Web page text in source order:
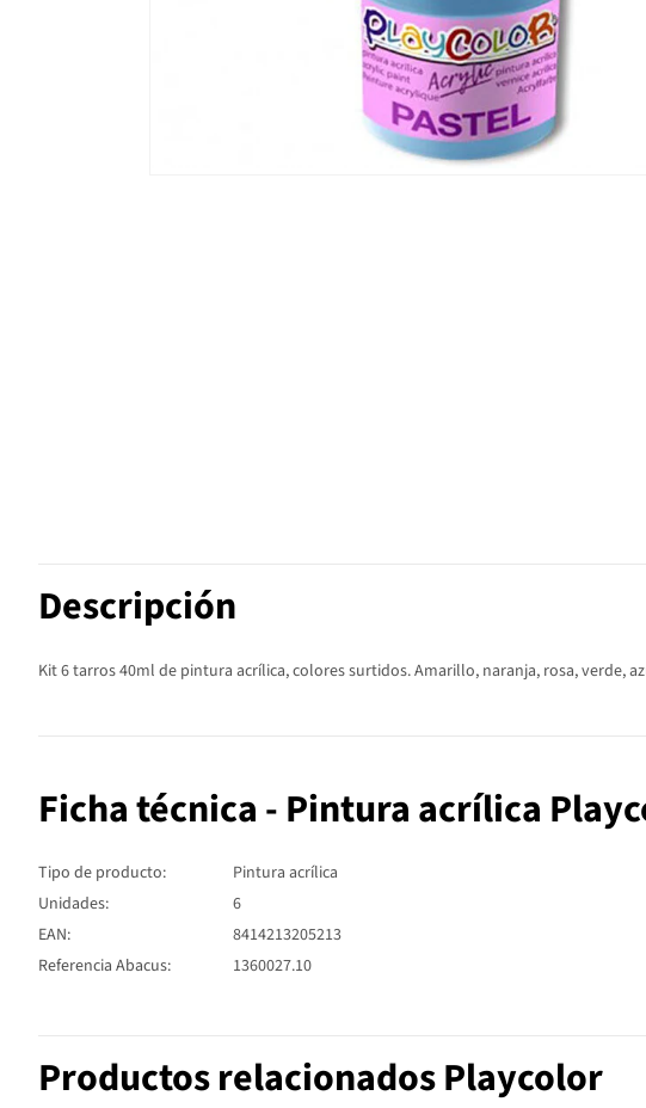
Descripción
Kit 6 tarros 40ml de pintura acrílica, colores surtidos. Amarillo, naranja, rosa, verde,
Ficha técnica - Pintura acrílica
Tipo de producto:
Pintura acrílica
Unidades:
6
EAN:
8414213205213
Referencia Abacus:
1360027.10
Productos relacionados Playcolor